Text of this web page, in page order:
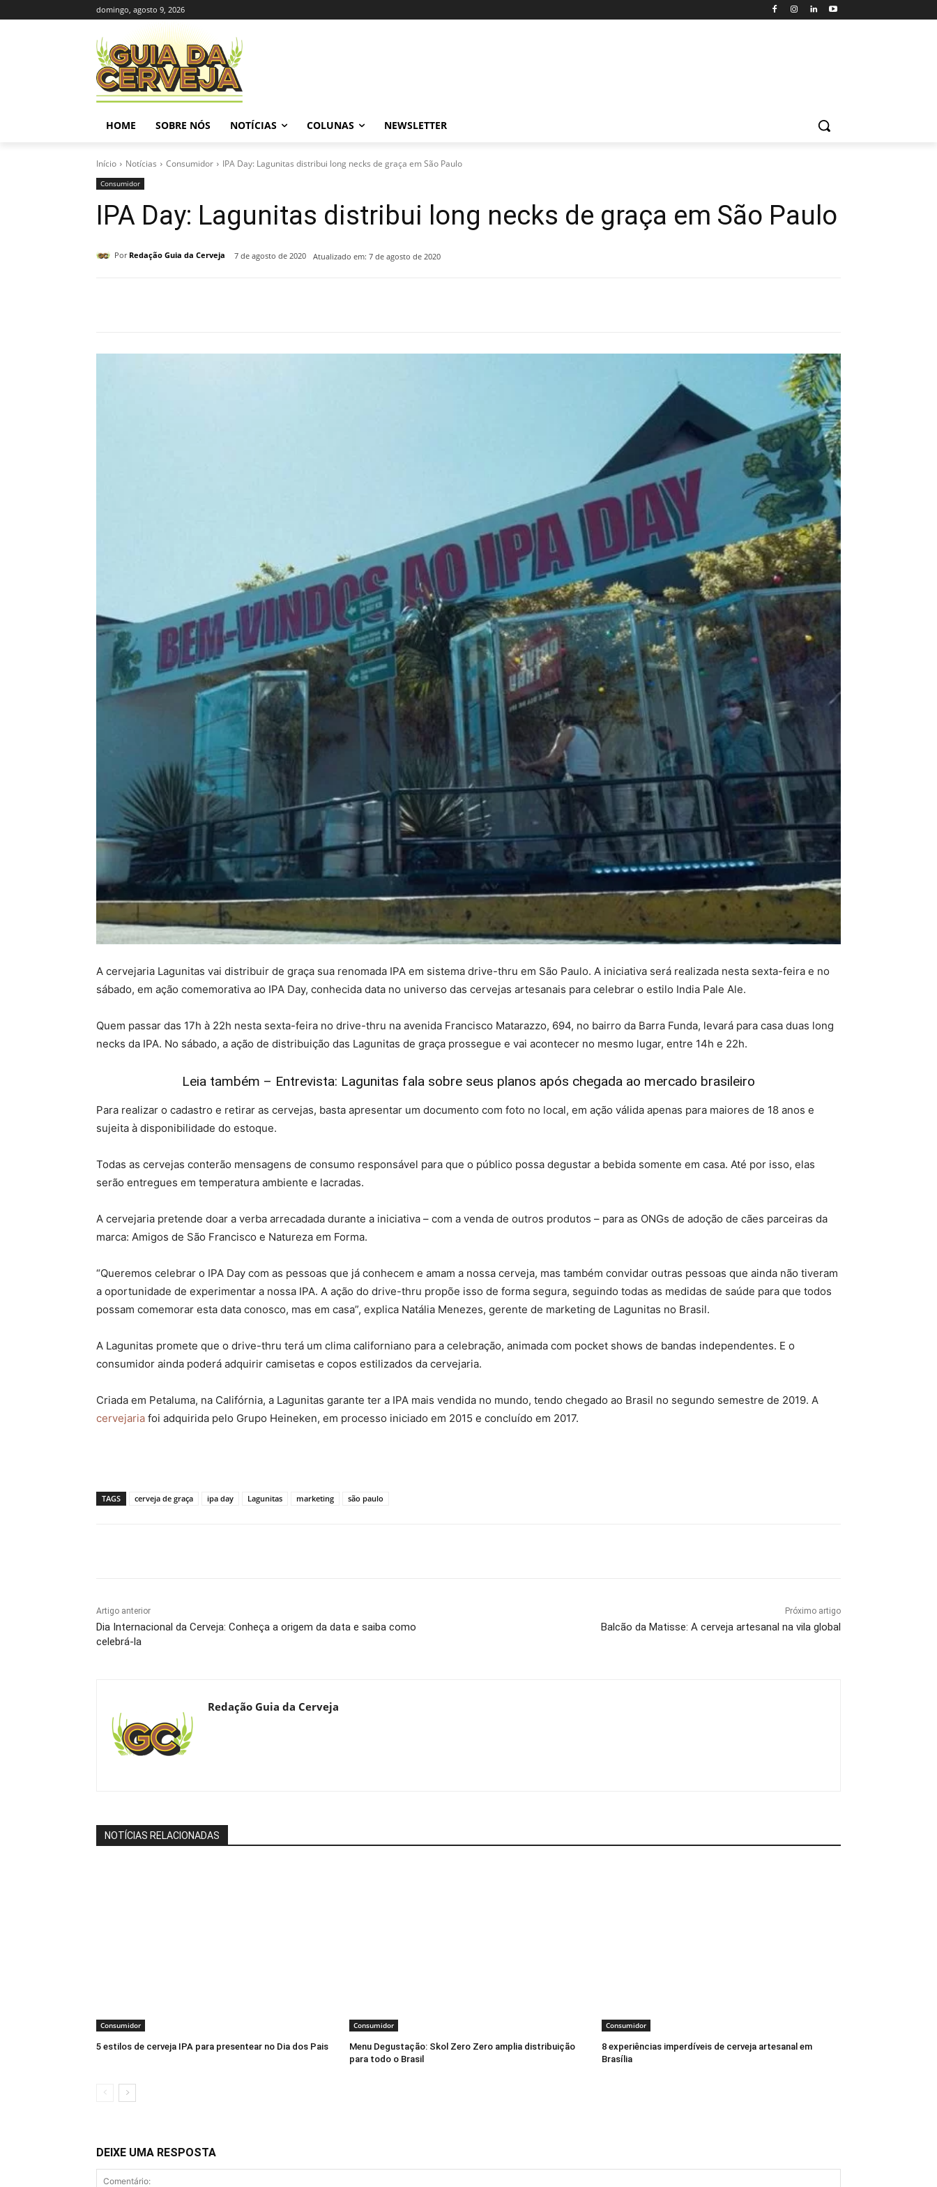
domingo, agosto 9, 2026
HOME SOBRE NÓS NOTÍCIAS COLUNAS NEWSLETTER
Início Notícias Consumidor IPA Day: Lagunitas distribui long necks de graça em São Paulo
Consumidor
IPA Day: Lagunitas distribui long necks de graça em São Paulo
Por Redação Guia da Cerveja 7 de agosto de 2020 Atualizado em: 7 de agosto de 2020
A cervejaria Lagunitas vai distribuir de graça sua renomada IPA em sistema drive-thru em São Paulo. A iniciativa será realizada nesta sexta-feira e no
sábado, em ação comemorativa ao IPA Day, conhecida data no universo das cervejas artesanais para celebrar o estilo India Pale Ale.
Quem passar das 17h à 22h nesta sexta-feira no drive-thru na avenida Francisco Matarazzo, 694, no bairro da Barra Funda, levará para casa duas long
necks da IPA. No sábado, a ação de distribuição das Lagunitas de graça prossegue e vai acontecer no mesmo lugar, entre 14h e 22h.
Leia também – Entrevista: Lagunitas fala sobre seus planos após chegada ao mercado brasileiro
Para realizar o cadastro e retirar as cervejas, basta apresentar um documento com foto no local, em ação válida apenas para maiores de 18 anos e
sujeita à disponibilidade do estoque.
Todas as cervejas conterão mensagens de consumo responsável para que o público possa degustar a bebida somente em casa. Até por isso, elas
serão entregues em temperatura ambiente e lacradas.
A cervejaria pretende doar a verba arrecadada durante a iniciativa – com a venda de outros produtos – para as ONGs de adoção de cães parceiras da
marca: Amigos de São Francisco e Natureza em Forma.
“Queremos celebrar o IPA Day com as pessoas que já conhecem e amam a nossa cerveja, mas também convidar outras pessoas que ainda não tiveram
a oportunidade de experimentar a nossa IPA. A ação do drive-thru propõe isso de forma segura, seguindo todas as medidas de saúde para que todos
possam comemorar esta data conosco, mas em casa”, explica Natália Menezes, gerente de marketing de Lagunitas no Brasil.
A Lagunitas promete que o drive-thru terá um clima californiano para a celebração, animada com pocket shows de bandas independentes. E o
consumidor ainda poderá adquirir camisetas e copos estilizados da cervejaria.
Criada em Petaluma, na Califórnia, a Lagunitas garante ter a IPA mais vendida no mundo, tendo chegado ao Brasil no segundo semestre de 2019. A
cervejaria foi adquirida pelo Grupo Heineken, em processo iniciado em 2015 e concluído em 2017.
TAGS cerveja de graça ipa day Lagunitas marketing são paulo
Artigo anterior
Dia Internacional da Cerveja: Conheça a origem da data e saiba como
celebrá-la
Próximo artigo
Balcão da Matisse: A cerveja artesanal na vila global
Redação Guia da Cerveja
NOTÍCIAS RELACIONADAS
Consumidor
5 estilos de cerveja IPA para presentear no Dia dos Pais
Consumidor
Menu Degustação: Skol Zero Zero amplia distribuição
para todo o Brasil
Consumidor
8 experiências imperdíveis de cerveja artesanal em
Brasília
DEIXE UMA RESPOSTA